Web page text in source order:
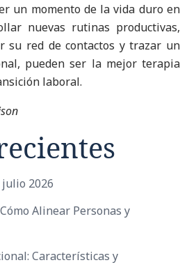
un momento de la vida duro en
nuevas rutinas productivas,
su red de contactos y trazar un
pueden ser la mejor terapia
laboral.
julio 2026
Alinear Personas y
Características y